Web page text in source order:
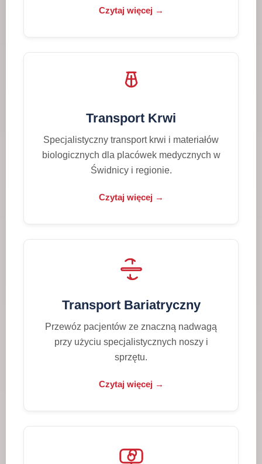
Czytaj więcej →
Transport Krwi
Specjalistyczny transport krwi i materiałów
biologicznych dla placówek medycznych w
Świdnicy i regionie.
Czytaj więcej →
Transport Bariatryczny
Przewóz pacjentów ze znaczną nadwagą
przy użyciu specjalistycznych noszy i
sprzętu.
Czytaj więcej →